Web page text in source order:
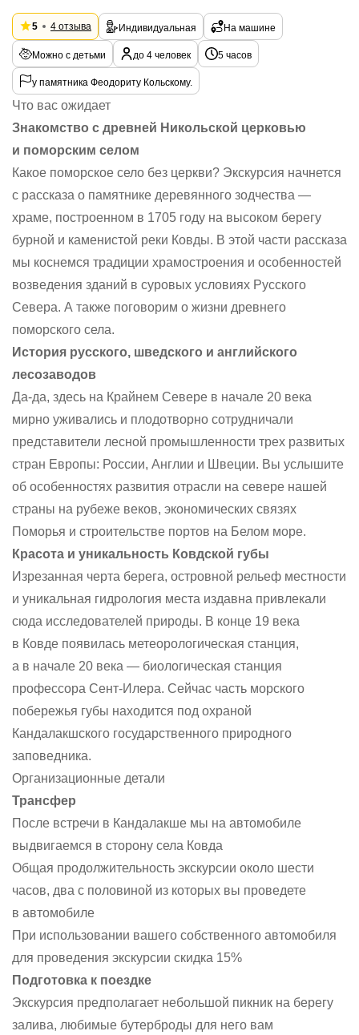
5 4 отзыва Индивидуальная На машине
Можно с детьми до 4 человек 5 часов
у памятника Феодориту Кольскому.
Что вас ожидает
Знакомство с древней Никольской церковью
и поморским селом
Какое поморское село без церкви? Экскурсия начнется
с рассказа о памятнике деревянного зодчества —
храме, построенном в 1705 году на высоком берегу
бурной и каменистой реки Ковды. В этой части рассказа
мы коснемся традиции храмостроения и особенностей
возведения зданий в суровых условиях Русского
Севера. А также поговорим о жизни древнего
поморского села.
История русского, шведского и английского
лесозаводов
Да-да, здесь на Крайнем Севере в начале 20 века
мирно уживались и плодотворно сотрудничали
представители лесной промышленности трех развитых
стран Европы: России, Англии и Швеции. Вы услышите
об особенностях развития отрасли на севере нашей
страны на рубеже веков, экономических связях
Поморья и строительстве портов на Белом море.
Красота и уникальность Ковдской губы
Изрезанная черта берега, островной рельеф местности
и уникальная гидрология места издавна привлекали
сюда исследователей природы. В конце 19 века
в Ковде появилась метеорологическая станция,
а в начале 20 века — биологическая станция
профессора Сент-Илера. Сейчас часть морского
побережья губы находится под охраной
Кандалакшского государственного природного
заповедника.
Организационные детали
Трансфер
После встречи в Кандалакше мы на автомобиле
выдвигаемся в сторону села Ковда
Общая продолжительность экскурсии около шести
часов, два с половиной из которых вы проведете
в автомобиле
При использовании вашего собственного автомобиля
для проведения экскурсии скидка 15%
Подготовка к поездке
Экскурсия предполагает небольшой пикник на берегу
залива, любимые бутерброды для него вам